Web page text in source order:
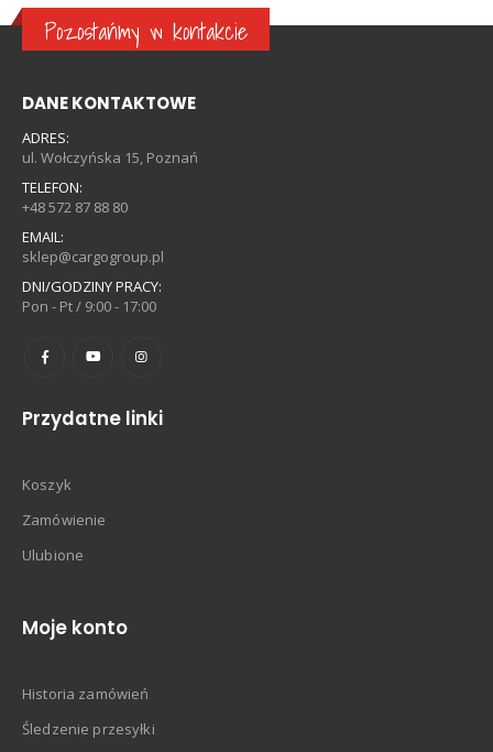
Pozostańmy w kontakcie
DANE KONTAKTOWE
ADRES:
ul. Wołczyńska 15, Poznań
TELEFON:
+48 572 87 88 80
EMAIL:
sklep@cargogroup.pl
DNI/GODZINY PRACY:
Pon - Pt / 9:00 - 17:00
Przydatne linki
Koszyk
Zamówienie
Ulubione
Moje konto
Historia zamówień
Śledzenie przesyłki